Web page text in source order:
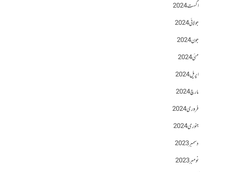
اگست 2024
جولائی 2024
جون 2024
مئی 2024
اپریل 2024
مارچ 2024
فروری 2024
جنوری 2024
دسمبر 2023
نومبر 2023